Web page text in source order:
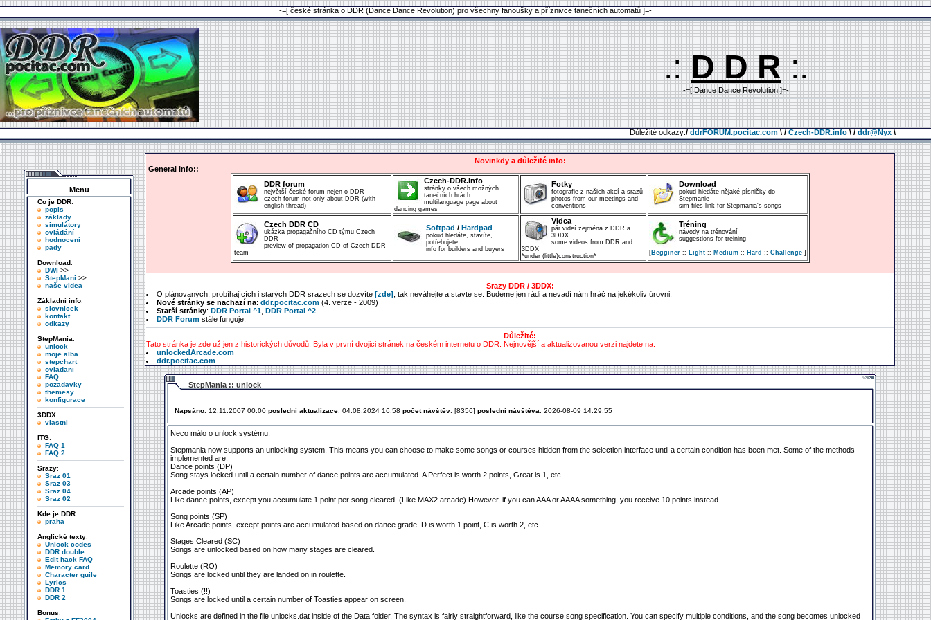
-=[ české stránka o DDR (Dance Dance Revolution) pro všechny fanoušky a příznivce tanečních automatů ]=-
.:D D R:.
-=[ Dance Dance Revolution ]=-
Důležité odkazy:/ ddrFORUM.pocitac.com \ / Czech-DDR.info \ / ddr@Nyx \
Menu
Co je DDR:
popis
základy
simulátory
ovládání
hodnocení
pady
Download:
DWI >>
StepMani >>
naše videa
Základní info:
slovnicek
kontakt
odkazy
StepMania:
unlock
moje alba
stepchart
ovladani
FAQ
pozadavky
themesy
konfigurace
3DDX:
vlastni
ITG:
FAQ 1
FAQ 2
Srazy:
Sraz 01
Sraz 03
Sraz 04
Sraz 02
Kde je DDR:
praha
Anglické texty:
Unlock codes
DDR double
Edit hack FAQ
Memory card
Character guile
Lyrics
DDR 1
DDR 2
Bonus:
Novinkdy a důležité info:
General info::
DDR forum
největší české forum nejen o DDR
czech forum not only about DDR (with
english thread)
Czech-DDR.info
stránky o všech možných
tanečních hrách
multilanguage page about
dancing games
Fotky
fotografie z našich akcí a srazů
photos from our meetings and
conventions
Download
pokud hledáte nějaké písničky do
Stepmanie
sim-files link for Stepmania's songs
Czech DDR CD
ukázka propagačního CD týmu Czech
DDR
preview of propagation CD of Czech DDR
team
Softpad / Hardpad
pokud hledáte, stavíte,
potřebujete
info for builders and buyers
Videa
pár videí zejména z DDR a
3DDX
some videos from DDR and
3DDX
*under (little)construction*
Tréning
návody na trénování
suggestions for treining
[Begginer:: Light:: Medium:: Hard :: Challenge]
Srazy DDR / 3DDX:
O plánovaných, probíhajících i starých DDR srazech se dozvíte [zde] , tak neváhejte a stavte se. Budeme jen rádi a nevadí nám hráč na jekékoliv úrovni.
Nové stránky se nachazí na: ddr.pocitac.com (4. verze - 2009)
Starší stránky: DDR Portal ^1 DDR Portal ^2
DDR Forum stále funguje.
Důležité:
Tato stránka je zde už jen z historických důvodů. Byla v první dvojici stránek na českém internetu o DDR. Nejnovější a aktualizovanou verzi najdete na:
unlockedArcade.com
ddr.pocitac.com
StepMania :: unlock
Napsáno: 12.11.2007 00.00 poslední aktualizace: 04.08.2024 16.58 počet návštěv: [8356] poslední návštěva: 2026-08-09 14:29:55
Neco málo o unlock systému:
Stepmania now supports an unlocking system. This means you can choose to make some songs or courses hidden from the selection interface until a certain condition has been met. Some of the methods
implemented are:
Dance points (DP)
Song stays locked until a certain number of dance points are accumulated. A Perfect is worth 2 points, Great is 1, etc.
Arcade points (AP)
Like dance points, except you accumulate 1 point per song cleared. (Like MAX2 arcade) However, if you can AAA or AAAA something, you receive 10 points instead.
Song points (SP)
Like Arcade points, except points are accumulated based on dance grade. D is worth 1 point, C is worth 2, etc.
Stages Cleared (SC)
Songs are unlocked based on how many stages are cleared.
Roulette (RO)
Songs are locked until they are landed on in roulette.
Toasties (!!)
Songs are locked until a certain number of Toasties appear on screen.
Unlocks are defined in the file unlocks.dat inside of the Data folder. The syntax is fairly straightforward, like the course song specification. You can specify multiple conditions, and the song becomes unlocked